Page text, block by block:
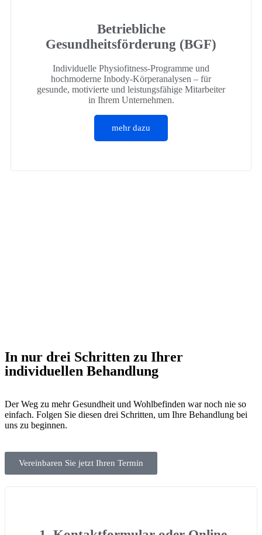
Betriebliche
Gesundheitsförderung (BGF)
Individuelle Physiofitness-Programme und
hochmoderne Inbody-Körperanalysen – für
gesunde, motivierte und leistungsfähige Mitarbeiter
in Ihrem Unternehmen.
mehr dazu
In nur drei Schritten zu Ihrer
individuellen Behandlung
Der Weg zu mehr Gesundheit und Wohlbefinden war noch nie so
einfach. Folgen Sie diesen drei Schritten, um Ihre Behandlung bei
uns zu beginnen.
Vereinbaren Sie jetzt Ihren Termin